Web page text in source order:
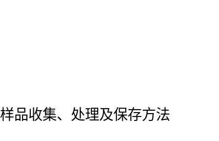
样品收集、处理及保存方法